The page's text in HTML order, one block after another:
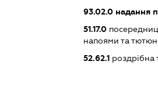
93.02.0 надання
51.17.0
напоями та
52.62.1 роздрібна